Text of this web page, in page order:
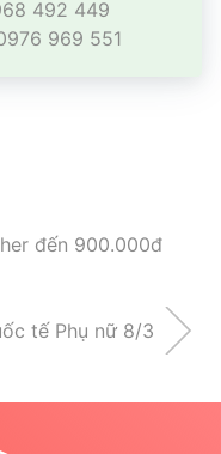
492 449
969 551
đến 900.000đ
tế Phụ nữ 8/3